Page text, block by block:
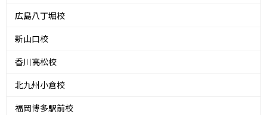
広島八丁堀校
新山口校
香川高松校
北九州小倉校
福岡博多駅前校